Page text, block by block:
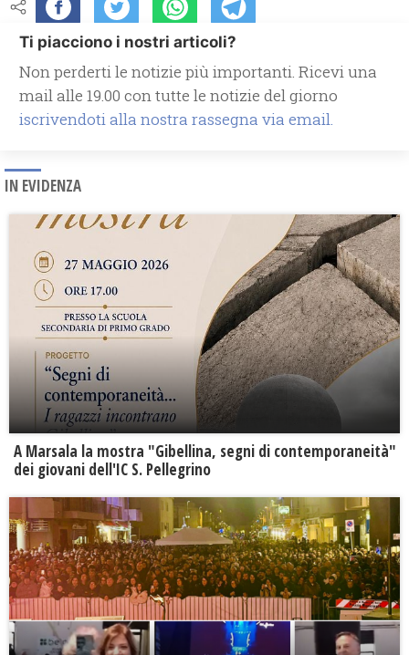
Ti piacciono i nostri articoli?
Non perderti le notizie più importanti. Ricevi una
mail alle 19.00 con tutte le notizie del giorno
iscrivendoti alla nostra rassegna via email.
IN EVIDENZA
A Marsala la mostra "Gibellina, segni di contemporaneità"
dei giovani dell'IC S. Pellegrino